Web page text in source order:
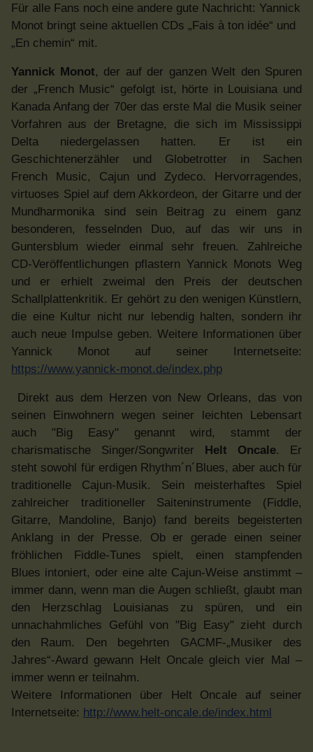
Für alle Fans noch eine andere gute Nachricht: Yannick
Monot bringt seine aktuellen CDs „Fais à ton idée“ und
„En chemin“ mit.
Yannick Monot, der auf der ganzen Welt den Spuren
der „French Music“ gefolgt ist, hörte in Louisiana und
Kanada Anfang der 70er das erste Mal die Musik seiner
Vorfahren aus der Bretagne, die sich im Mississippi
Delta niedergelassen hatten. Er ist ein
Geschichtenerzähler und Globetrotter in Sachen
French Music, Cajun und Zydeco. Hervorragendes,
virtuoses Spiel auf dem Akkordeon, der Gitarre und der
Mundharmonika sind sein Beitrag zu einem ganz
besonderen, fesselnden Duo, auf das wir uns in
Guntersblum wieder einmal sehr freuen. Zahlreiche
CD-Veröffentlichungen pflastern Yannick Monots Weg
und er erhielt zweimal den Preis der deutschen
Schallplattenkritik. Er gehört zu den wenigen Künstlern,
die eine Kultur nicht nur lebendig halten, sondern ihr
auch neue Impulse geben. Weitere Informationen über
Yannick Monot auf seiner Internetseite:
https://www.yannick-monot.de/index.php
Direkt aus dem Herzen von New Orleans, das von
seinen Einwohnern wegen seiner leichten Lebensart
auch "Big Easy" genannt wird, stammt der
charismatische Singer/Songwriter Helt Oncale. Er
steht sowohl für erdigen Rhythm´n´Blues, aber auch für
traditionelle Cajun-Musik. Sein meisterhaftes Spiel
zahlreicher traditioneller Saiteninstrumente (Fiddle,
Gitarre, Mandoline, Banjo) fand bereits begeisterten
Anklang in der Presse. Ob er gerade einen seiner
fröhlichen Fiddle-Tunes spielt, einen stampfenden
Blues intoniert, oder eine alte Cajun-Weise anstimmt –
immer dann, wenn man die Augen schließt, glaubt man
den Herzschlag Louisianas zu spüren, und ein
unnachahmliches Gefühl von "Big Easy" zieht durch
den Raum. Den begehrten GACMF-„Musiker des
Jahres“-Award gewann Helt Oncale gleich vier Mal –
immer wenn er teilnahm.
Weitere Informationen über Helt Oncale auf seiner
Internetseite: http://www.helt-oncale.de/index.html